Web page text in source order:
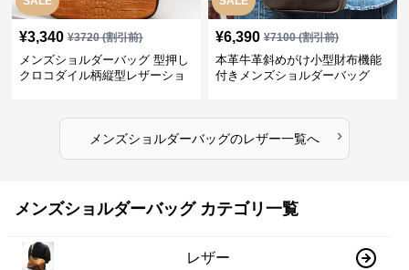
¥3,340 ¥3720(割引前)
メンズショルダーバッグ 型押し
クロコダイル柄縦型レザーショ
¥6,390 ¥7100(割引前)
本革牛革斜めがけ小型財布機能
付きメンズショルダーバッグ
メンズショルダーバッグのレザー一覧へ ›
メンズショルダーバッグ カテゴリ一覧
レザー